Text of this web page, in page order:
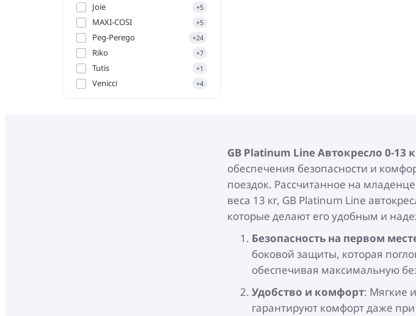
Joie +5
MAXI-COSI +5
Peg-Perego +24
Riko +7
Tutis +1
Venicci +4
GB Platinum LineАвтокресло 0-13
обеспечения безопасности и
поездок. Рассчитанное на
веса 13 кг, GB Platinum Line
которые делают его удобным и
Безопасность на первом
боковой защиты, которая
обеспечивая максимальную
Удобство и комфорт: Мягкие
гарантируют комфорт даже